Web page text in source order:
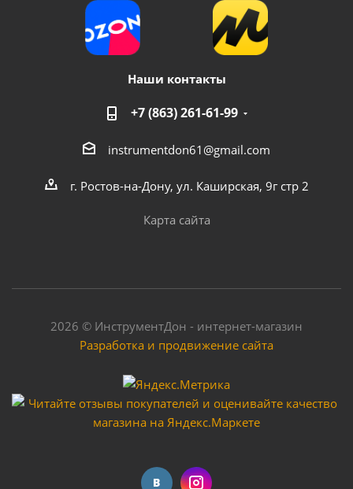
Наши контакты
+7 (863) 261-61-99
instrumentdon61@gmail.com
г. Ростов-на-Дону, ул. Каширская, 9г стр 2
Карта сайта
2026 © ИнструментДон - интернет-магазин
Разработка и продвижение сайта